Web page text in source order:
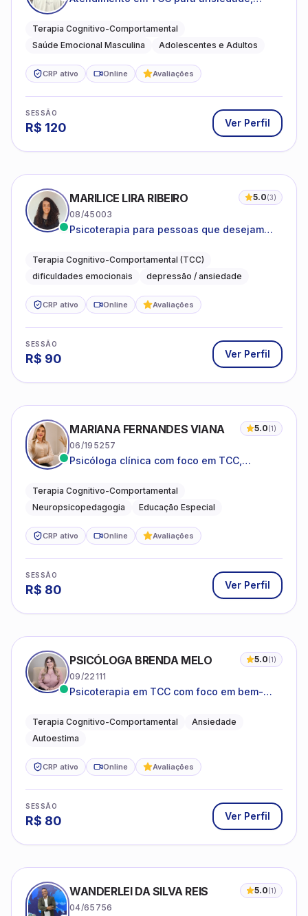
emocional
Terapia Cognitivo-Comportamental
Saúde Emocional Masculina
Adolescentes e Adultos
CRP ativo Online Avaliações
SESSÃO
R$ 120 Ver Perfil
MARILICE LIRA RIBEIRO 5.0(3)
08/45003
Psicoterapia para pessoas que desejam
dificuldades do dia a dia
Terapia Cognitivo-Comportamental (TCC)
dificuldades emocionais
depressão / ansiedade
CRP ativo Online Avaliações
SESSÃO
R$ 90 Ver Perfil
MARIANA FERNANDES VIANA 5.0(1)
06/195257
Psicóloga clínica com foco em TCC,
do neurodesenvolvimento.
Terapia Cognitivo-Comportamental
Neuropsicopedagogia
Educação Especial
CRP ativo Online Avaliações
SESSÃO
R$ 80 Ver Perfil
PSICÓLOGA BRENDA MELO 5.0(1)
09/22111
Psicoterapia em TCC com foco em bem-
o cotidiano
Terapia Cognitivo-Comportamental
Ansiedade
Autoestima
CRP ativo Online Avaliações
SESSÃO
R$ 80 Ver Perfil
WANDERLEI DA SILVA REIS 5.0(1)
04/65756